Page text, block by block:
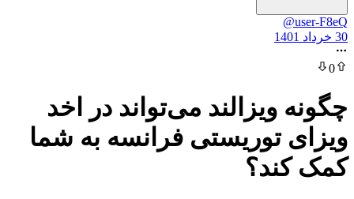
ویزالند می‌تواند در اخد
توریستی فرانسه به شما